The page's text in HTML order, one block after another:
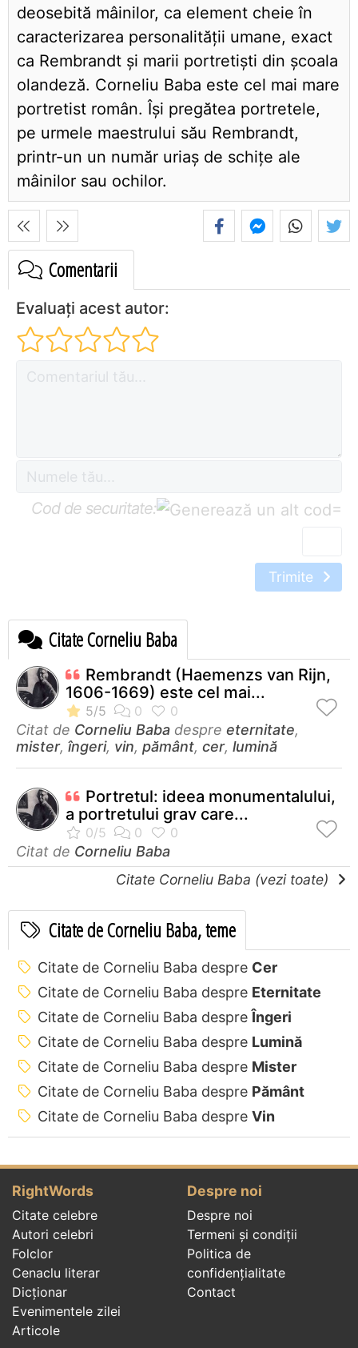
deosebită mâinilor, ca element cheie în
caracterizarea personalității umane, exact
ca Rembrandt și marii portretiști din școala
olandeză. Corneliu Baba este cel mai mare
portretist român. Își pregătea portretele,
pe urmele maestrului său Rembrandt,
printr-un un număr uriaș de schițe ale
mâinilor sau ochilor.
Comentarii
Evaluați acest autor:
Cod de securitate: =
Trimite
Citate Corneliu Baba
Rembrandt (Haemenzs van Rijn,
1606-1669) este cel mai...
Citat de Corneliu Baba despre eternitate,
mister, îngeri, vin, pământ, cer, lumină
Portretul: ideea monumentalului,
a portretului grav care...
Citat de Corneliu Baba
Citate Corneliu Baba (vezi toate)
Citate de Corneliu Baba, teme
Citate de Corneliu Baba despre Cer
Citate de Corneliu Baba despre Eternitate
Citate de Corneliu Baba despreÎngeri
Citate de Corneliu Baba despre Lumină
Citate de Corneliu Baba despre Mister
Citate de Corneliu Baba despre Pământ
Citate de Corneliu Baba despre Vin
RightWords
Citate celebre
Autori celebri
Folclor
Cenaclu literar
Dicționar
Evenimentele zilei
Articole
Despre noi
Despre noi
Termeni și condiții
Politica de
confidenţialitate
Contact